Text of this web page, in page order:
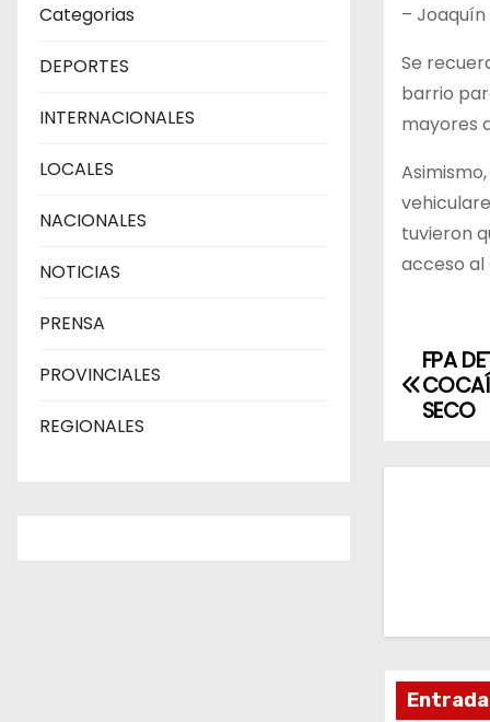
Categorias
DEPORTES
INTERNACIONALES
LOCALES
NACIONALES
NOTICIAS
PRENSA
PROVINCIALES
REGIONALES
–
Se
barrio
mayores
tuvieron
acceso al
N
v
c
i
FPA
SECO